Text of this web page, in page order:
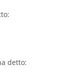
detto: